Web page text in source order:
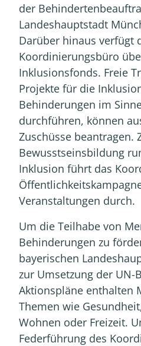
der
Landeshauptstadt
Darüber hinaus verfügt
Koordinierungsbüro
Inklusionsfonds. Freie
Projekte für die
Behinderungen im
durchführen, können
Zuschüsse beantragen.
Bewusstseinsbildung
Inklusion führt das
Veranstaltungen durch.
Um die Teilhabe von
Behinderungen zu
bayerischen
zur Umsetzung der UN-
Aktionspläne enthalten
Themen wie
Wohnen oder Freizeit.
Federführung des